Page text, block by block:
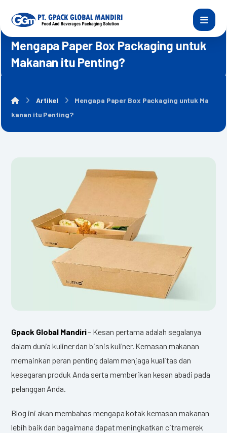
Mengapa Paper Box Packaging untuk
Makanan itu Penting?
Artikel
Mengapa Paper Box Packaging untuk Ma
kanan itu Penting?
Gpack Global Mandiri– Kesan pertama adalah segalanya
dalam dunia kuliner dan bisnis kuliner. Kemasan makanan
memainkan peran penting dalam menjaga kualitas dan
kesegaran produk Anda serta memberikan kesan abadi pada
pelanggan Anda.
Blog ini akan membahas mengapa kotak kemasan makanan
lebih baik dan bagaimana dapat meningkatkan citra merek